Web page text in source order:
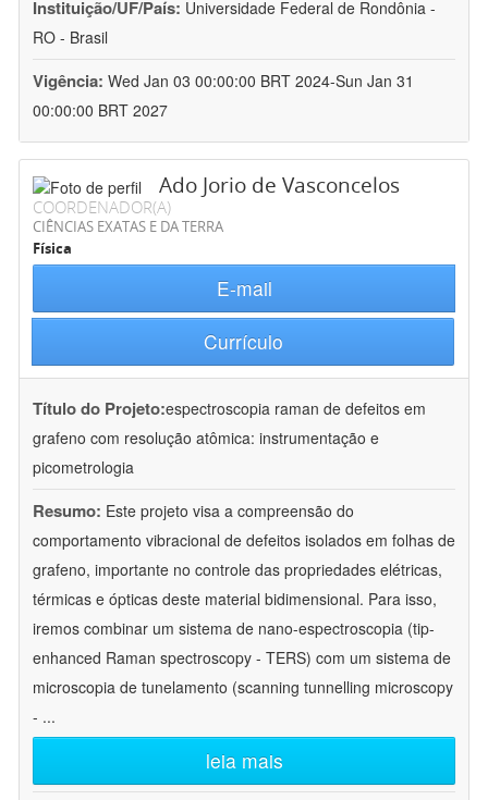
Instituição/UF/País: Universidade Federal de Rondônia -
RO - Brasil
Vigência: Wed Jan 03 00:00:00 BRT 2024-Sun Jan 31
00:00:00 BRT 2027
Ado Jorio de Vasconcelos
COORDENADOR(A)
CIÊNCIAS EXATAS E DA TERRA
Física
E-mail
Currículo
Título do Projeto:espectroscopia raman de defeitos em
grafeno com resolução atômica: instrumentação e
picometrologia
Resumo: Este projeto visa a compreensão do
comportamento vibracional de defeitos isolados em folhas de
grafeno, importante no controle das propriedades elétricas,
térmicas e ópticas deste material bidimensional. Para isso,
iremos combinar um sistema de nano-espectroscopia (tip-
enhanced Raman spectroscopy - TERS) com um sistema de
microscopia de tunelamento (scanning tunnelling microscopy
- ...
leia mais